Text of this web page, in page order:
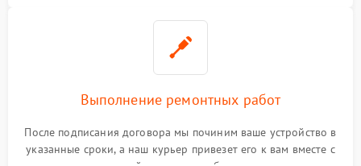
Выполнение ремонтных работ
После подписания договора мы починим ваше устройство в
указанные сроки, а наш курьер привезет его к вам вместе с